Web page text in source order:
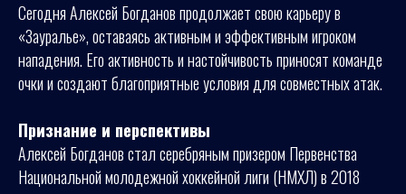
Сегодня Алексей Богданов продолжает свою карьеру в
«Зауралье», оставаясь активным и эффективным игроком
нападения. Его активность и настойчивость приносят команде
очки и создают благоприятные условия для совместных атак.
Признание и перспективы
Алексей Богданов стал серебряным призером Первенства
Национальной молодежной хоккейной лиги (НМХЛ) в 2018